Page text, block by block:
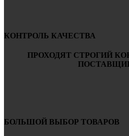
КОНТРОЛЬ КАЧЕСТВА
ПРОХОДЯТ СТРОГИЙ
БОЛЬШОЙ ВЫБОР ТОВАРОВ